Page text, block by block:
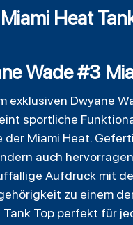
Heat
Wade #3
exklusiven Dwyane
sportliche
der Miami Heat.
auch
Aufdruck mit
zu einem
Top perfekt für